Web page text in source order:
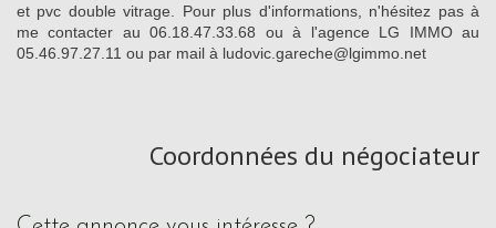
et pvc double vitrage. Pour plus d'informations, n'hésitez pas à
me contacter au 06.18.47.33.68 ou à l'agence LG IMMO au
05.46.97.27.11 ou par mail à ludovic.gareche@lgimmo.net
Coordonnées du négociateur